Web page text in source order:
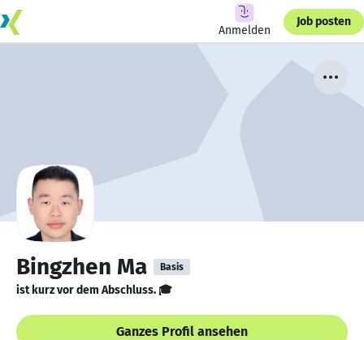
Anmelden
Job posten
Bingzhen Ma Basis
ist kurz vor dem Abschluss. 🎓
Ganzes Profil ansehen